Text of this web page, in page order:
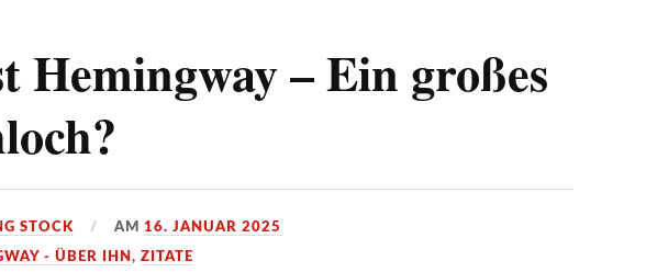
Hemingway – Ein großes
STOCK AM16. JANUAR 2025
- ÜBER IHN,ZITATE